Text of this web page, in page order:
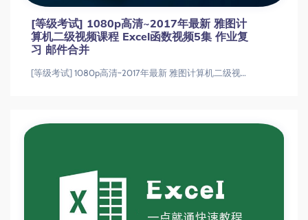
[等级考试] 1080p高清~2017年最新 雅图计
算机二级视频课程 Excel函数视频5集 作业复
习 邮件合并
[等级考试] 1080p高清~2017年最新 雅图计算机二级视频课程 Excel函数视频5集 作业复习 邮件合并